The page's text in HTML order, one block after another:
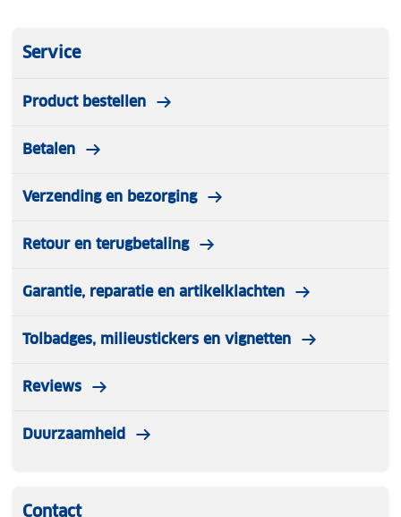
Service
Product bestellen
Betalen
Verzending en bezorging
Retour en terugbetaling
Garantie, reparatie en artikelklachten
Tolbadges, milieustickers en vignetten
Reviews
Duurzaamheid
Contact